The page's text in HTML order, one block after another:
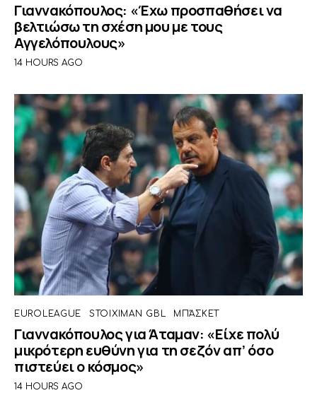
Γιαννακόπουλος: «Έχω προσπαθήσει να
βελτιώσω τη σχέση μου με τους
Αγγελόπουλους»
14 HOURS AGO
EUROLEAGUE STOIXIMAN GBL ΜΠΆΣΚΕΤ
Γιαννακόπουλος για Άταμαν: «Είχε πολύ
μικρότερη ευθύνη για τη σεζόν απ’ όσο
πιστεύει ο κόσμος»
14 HOURS AGO